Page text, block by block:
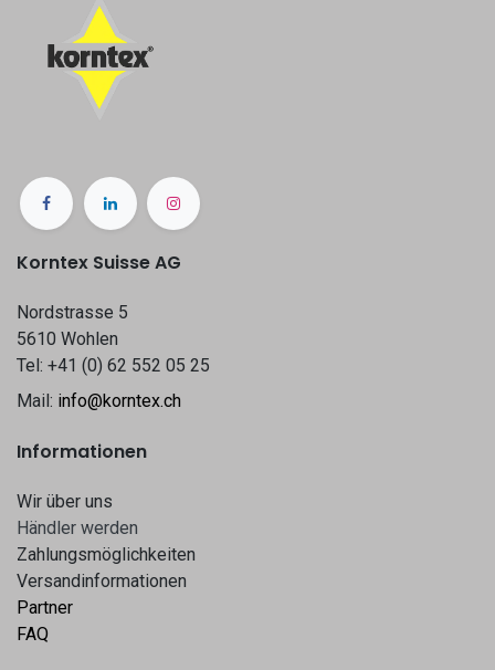
Korntex Suisse AG
Nordstrasse 5
5610 Wohlen
Tel: +41 (0) 62 552 05 25
Mail: info@korntex.ch
Informationen
Wir über uns
Hä​​ndle​​r werden​​
Zahlungsmöglichkeiten
Versandinformationen
Partner
FAQ